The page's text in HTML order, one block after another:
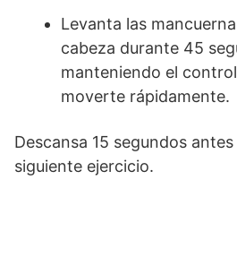
Levanta las
cabeza durante 45
manteniendo el
moverte rápidamente.
Descansa 15 segundos
siguiente ejercicio.